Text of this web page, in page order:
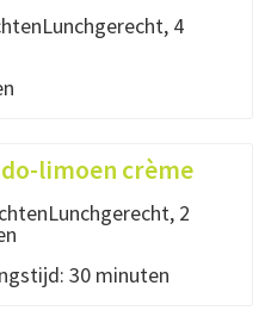
4
limoen crème
2
30 minuten